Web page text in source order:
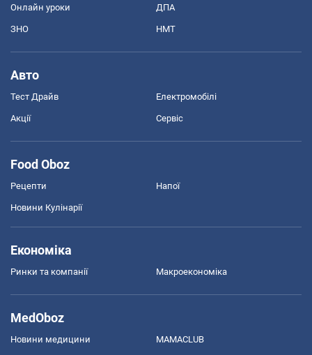
Онлайн уроки ДПА
ЗНО НМТ
Авто
Тест Драйв Електромобілі
Акції Сервіс
Food Oboz
Рецепти Напої
Новини Кулінарії
Економіка
Ринки та компанії Макроекономіка
MedOboz
Новини медицини MAMACLUB